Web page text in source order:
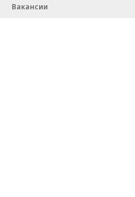
Вакансии